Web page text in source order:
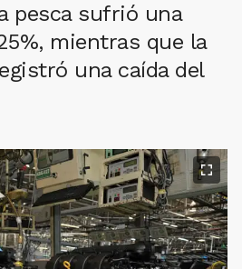
pesca sufrió una
mientras que la
una caída del